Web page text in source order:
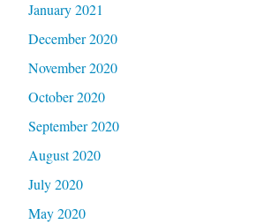
January 2021
December 2020
November 2020
October 2020
September 2020
August 2020
July 2020
May 2020